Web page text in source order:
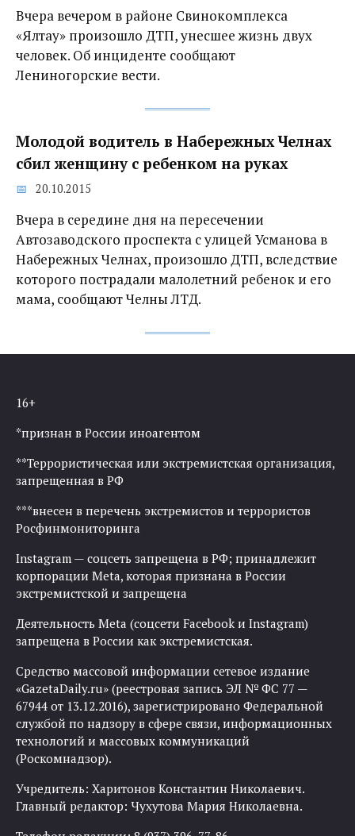
Вчера вечером в районе Свинокомплекса
«Ялтау» произошло ДТП, унесшее жизнь двух
человек. Об инциденте сообщают
Лениногорские вести.
Молодой водитель в Набережных Челнах
сбил женщину с ребенком на руках
20.10.2015
Вчера в середине дня на пересечении
Автозаводского проспекта с улицей Усманова в
Набережных Челнах, произошло ДТП, вследствие
которого пострадали малолетний ребенок и его
мама, сообщают Челны ЛТД.
16+
*признан в России иноагентом
**Террористическая или экстремистская организация,
запрещенная в РФ
***внесен в перечень экстремистов и террористов
Росфинмониторинга
Instagram — соцсеть запрещена в РФ; принадлежит
корпорации Meta, которая признана в России
экстремистской и запрещена
Деятельность Meta (соцсети Facebook и Instagram)
запрещена в России как экстремистская.
Средство массовой информации сетевое издание
«GazetaDaily.ru» (реестровая запись ЭЛ № ФС 77 —
67944 от 13.12.2016), зарегистрировано Федеральной
службой по надзору в сфере связи, информационных
технологий и массовых коммуникаций
(Роскомнадзор).
Учредитель: Харитонов Константин Николаевич.
Главный редактор: Чухутова Мария Николаевна.